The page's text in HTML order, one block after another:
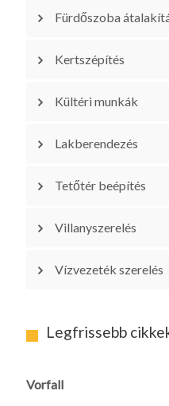
Fürdőszoba
Kertszépítés
Kültéri munkák
Lakberendezés
Tetőtér beépítés
Villanyszerelés
Vízvezeték szerelés
Legfrissebb
Vorfall